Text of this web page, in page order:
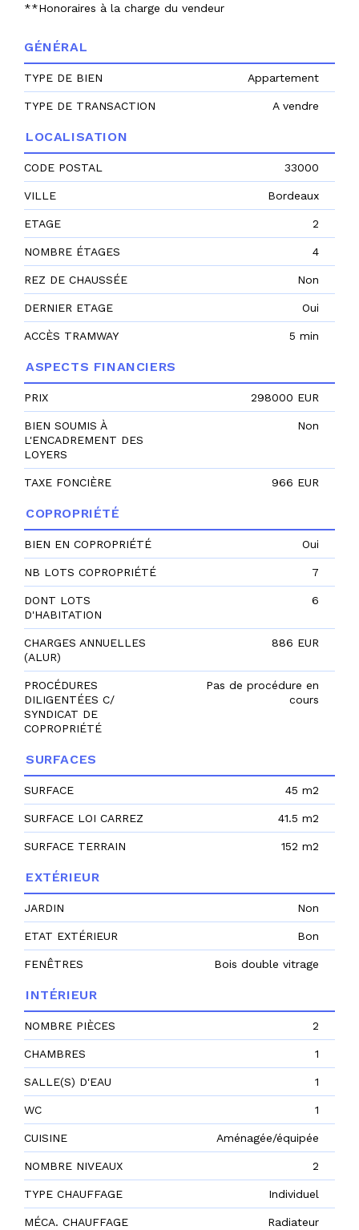
**Honoraires à la charge du vendeur
GÉNÉRAL
TYPE DE BIEN Appartement
TYPE DE TRANSACTION A vendre
LOCALISATION
CODE POSTAL 33000
VILLE Bordeaux
ETAGE 2
NOMBRE ÉTAGES 4
REZ DE CHAUSSÉE Non
DERNIER ETAGE Oui
ACCÈS TRAMWAY 5 min
ASPECTS FINANCIERS
PRIX 298000 EUR
BIEN SOUMIS À
L'ENCADREMENT DES
LOYERS
Non
TAXE FONCIÈRE 966 EUR
COPROPRIÉTÉ
BIEN EN COPROPRIÉTÉ Oui
NB LOTS COPROPRIÉTÉ 7
DONT LOTS
D'HABITATION
6
CHARGES ANNUELLES
(ALUR)
886 EUR
PROCÉDURES
DILIGENTÉES C/
SYNDICAT DE
COPROPRIÉTÉ
Pas de procédure en
cours
SURFACES
SURFACE 45 m2
SURFACE LOI CARREZ 41.5 m2
SURFACE TERRAIN 152 m2
EXTÉRIEUR
JARDIN Non
ETAT EXTÉRIEUR Bon
FENÊTRES Bois double vitrage
INTÉRIEUR
NOMBRE PIÈCES 2
CHAMBRES 1
SALLE(S) D'EAU 1
WC 1
CUISINE Aménagée/équipée
NOMBRE NIVEAUX 2
TYPE CHAUFFAGE Individuel
MÉCA. CHAUFFAGE Radiateur